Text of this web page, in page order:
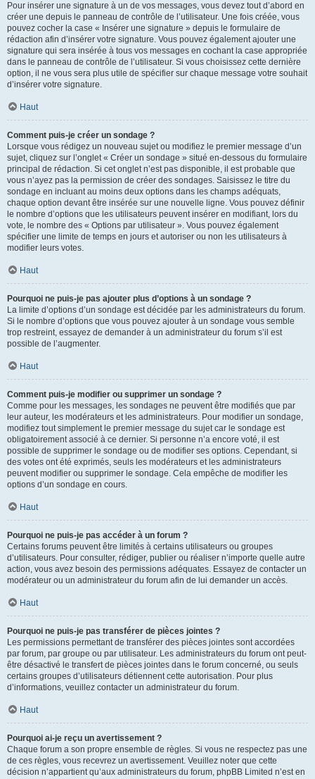
Pour insérer une signature à un de vos messages, vous devez tout d’abord en
créer une depuis le panneau de contrôle de l’utilisateur. Une fois créée, vous
pouvez cocher la case « Insérer une signature » depuis le formulaire de
rédaction afin d’insérer votre signature. Vous pouvez également ajouter une
signature qui sera insérée à tous vos messages en cochant la case appropriée
dans le panneau de contrôle de l’utilisateur. Si vous choisissez cette dernière
option, il ne vous sera plus utile de spécifier sur chaque message votre souhait
d’insérer votre signature.
Haut
Comment puis-je créer un sondage ?
Lorsque vous rédigez un nouveau sujet ou modifiez le premier message d’un
sujet, cliquez sur l’onglet « Créer un sondage » situé en-dessous du formulaire
principal de rédaction. Si cet onglet n’est pas disponible, il est probable que
vous n’ayez pas la permission de créer des sondages. Saisissez le titre du
sondage en incluant au moins deux options dans les champs adéquats,
chaque option devant être insérée sur une nouvelle ligne. Vous pouvez définir
le nombre d’options que les utilisateurs peuvent insérer en modifiant, lors du
vote, le nombre des « Options par utilisateur ». Vous pouvez également
spécifier une limite de temps en jours et autoriser ou non les utilisateurs à
modifier leurs votes.
Haut
Pourquoi ne puis-je pas ajouter plus d’options à un sondage ?
La limite d’options d’un sondage est décidée par les administrateurs du forum.
Si le nombre d’options que vous pouvez ajouter à un sondage vous semble
trop restreint, essayez de demander à un administrateur du forum s’il est
possible de l’augmenter.
Haut
Comment puis-je modifier ou supprimer un sondage ?
Comme pour les messages, les sondages ne peuvent être modifiés que par
leur auteur, les modérateurs et les administrateurs. Pour modifier un sondage,
modifiez tout simplement le premier message du sujet car le sondage est
obligatoirement associé à ce dernier. Si personne n’a encore voté, il est
possible de supprimer le sondage ou de modifier ses options. Cependant, si
des votes ont été exprimés, seuls les modérateurs et les administrateurs
peuvent modifier ou supprimer le sondage. Cela empêche de modifier les
options d’un sondage en cours.
Haut
Pourquoi ne puis-je pas accéder à un forum ?
Certains forums peuvent être limités à certains utilisateurs ou groupes
d’utilisateurs. Pour consulter, rédiger, publier ou réaliser n’importe quelle autre
action, vous avez besoin des permissions adéquates. Essayez de contacter un
modérateur ou un administrateur du forum afin de lui demander un accès.
Haut
Pourquoi ne puis-je pas transférer de pièces jointes ?
Les permissions permettant de transférer des pièces jointes sont accordées
par forum, par groupe ou par utilisateur. Les administrateurs du forum ont peut-
être désactivé le transfert de pièces jointes dans le forum concerné, ou seuls
certains groupes d’utilisateurs détiennent cette autorisation. Pour plus
d’informations, veuillez contacter un administrateur du forum.
Haut
Pourquoi ai-je reçu un avertissement ?
Chaque forum a son propre ensemble de règles. Si vous ne respectez pas une
de ces règles, vous recevrez un avertissement. Veuillez noter que cette
décision n’appartient qu’aux administrateurs du forum, phpBB Limited n’est en